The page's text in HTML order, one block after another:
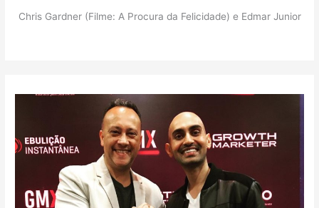
Chris Gardner (Filme: A Procura da Felicidade) e Edmar Junior